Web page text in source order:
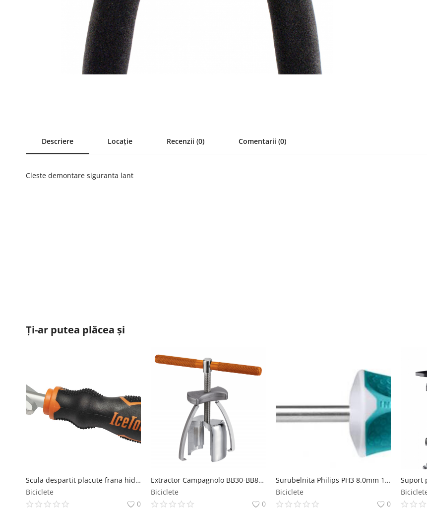
Descriere Locație Recenzii (0) Comentarii (0)
Cleste demontare siguranta lant
Ți-ar putea plăcea și
Scula despartit placute frana hidraulica, IceToolz IceToolz
Biciclete
0
Extractor Campagnolo BB30-BB86-BB92 IceToolz
Biciclete
0
Surubelnita Philips PH3 8.0mm 150mm Cr-V (Industrial) Total
Biciclete
0